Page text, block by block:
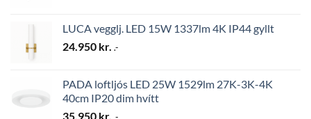
LUCA vegglj. LED 15W 1337lm 4K IP44 gyllt
24.950 kr. .-
PADA loftljós LED 25W 1529lm 27K-3K-4K
40cm IP20 dim hvítt
35.950 kr.